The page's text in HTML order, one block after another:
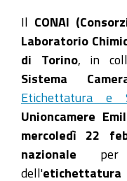
Il CONAI
Laboratorio
di Torino, in
Sistema
Etichettatura e
Unioncamere
mercoledì 22
nazionale per
dell'etichettatura